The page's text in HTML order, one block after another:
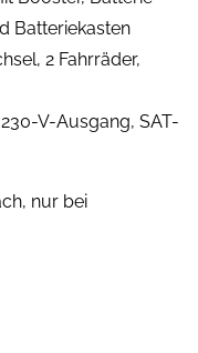
Batteriekasten
2 Fahrräder,
V-Ausgang, SAT-
nur bei